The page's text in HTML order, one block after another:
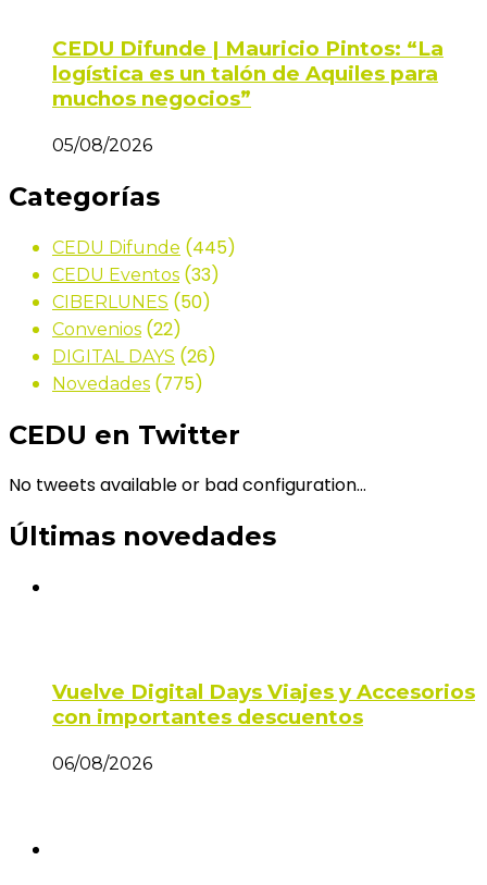
CEDU Difunde | Mauricio Pintos: “La
logística es un talón de Aquiles para
muchos negocios”
05/08/2026
Categorías
CEDU Difunde (445)
CEDU Eventos (33)
CIBERLUNES (50)
Convenios (22)
DIGITAL DAYS (26)
Novedades (775)
CEDU en Twitter
No tweets available or bad configuration...
Últimas novedades
Vuelve Digital Days Viajes y Accesorios
con importantes descuentos
06/08/2026